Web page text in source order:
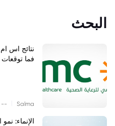
البحث
فما توقعات
Salma
--